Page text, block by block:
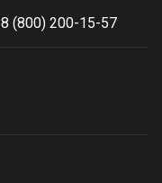
8 (800) 200-15-57